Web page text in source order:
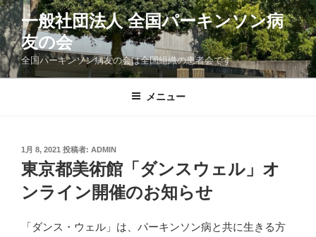
コ
ン
テ
ン
ツ
一般社団法人 全国パーキンソン病
友の会
全国パーキンソン病友の会は全国組織の患者会です
メニュー
投
稿
日:
1月 8, 2021 投稿者: ADMIN
東京都美術館「ダンスウェル」オ
ンライン開催のお知らせ
「ダンス・ウェル」は、パーキンソン病と共に生きる方